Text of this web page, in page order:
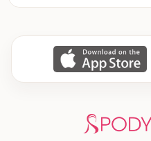
متوسط
الجسم
مزدوج